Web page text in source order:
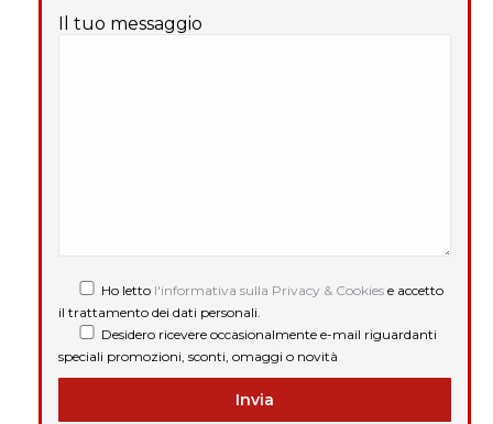
Il tuo messaggio
Ho letto l'informativa sulla Privacy & Cookies e accetto
il trattamento dei dati personali.
Desidero ricevere occasionalmente e-mail riguardanti
speciali promozioni, sconti, omaggi o novità